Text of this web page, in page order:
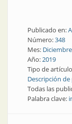
Publicado en:
Número:348
Mes: Diciembre
Año:2019
Tipo de
Descripción
Todas las
Palabra clave: